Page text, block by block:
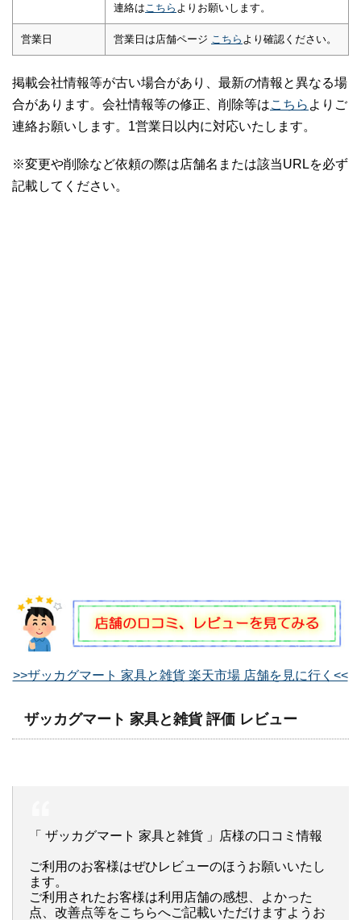
連絡は こちら よりお願いします。
営業日 営業日は店舗ページ こちら より確認ください。
掲載会社情報等が古い場合があり、最新の情報と異なる場
合があります。会社情報等の修正、削除等はこちら よりご
連絡お願いします。1営業日以内に対応いたします。
※変更や削除など依頼の際は店舗名または該当URLを必ず
記載してください。
>>ザッカグマート 家具と雑貨 楽天市場 店舗を見に行く<<
ザッカグマート 家具と雑貨 評価 レビュー
「 ザッカグマート 家具と雑貨 」店様の口コミ情報
ご利用のお客様はぜひレビューのほうお願いいたし
ます。
ご利用されたお客様は利用店舗の感想、よかった
点、改善点等をこちらへご記載いただけますようお